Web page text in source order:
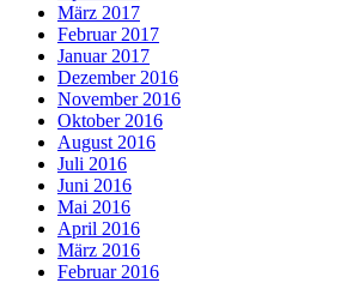
März 2017
Februar 2017
Januar 2017
Dezember 2016
November 2016
Oktober 2016
August 2016
Juli 2016
Juni 2016
Mai 2016
April 2016
März 2016
Februar 2016